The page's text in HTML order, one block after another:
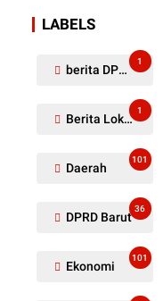
LABELS
berita DPRD Murung Raya
1
Berita Lokal Kabupaten Barito Utara
1
Daerah
101
DPRD Barut
36
Ekonomi
101